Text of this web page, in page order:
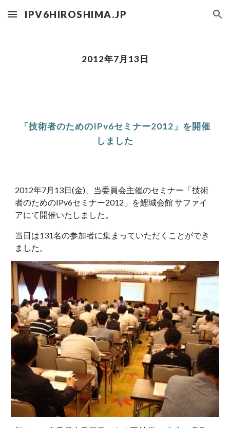
Skip to main content Skip to navigation
IPV6HIROSHIMA.JP
2012年7月13日
「技術者のためのIPv6セミナー2012」を開催
しました
2012年7月13日(金)、当委員会主催のセミナー「技術
者のためのIPv6セミナー2012」を鯉城会館 サファイ
アにて開催いたしました。
当日は131名の参加者に集まっていただくことができ
ました。